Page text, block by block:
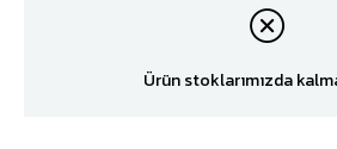
Ürün stoklarımızda